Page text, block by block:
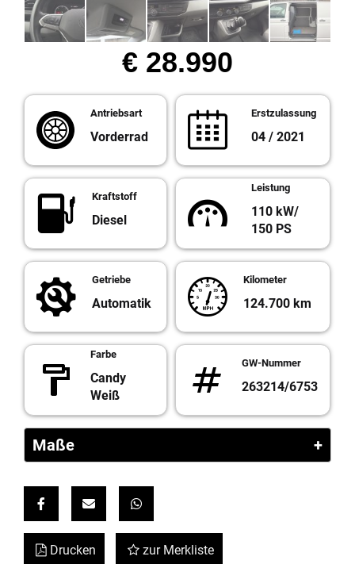
€ 28.990
Antriebsart
Vorderrad
Kraftstoff
Diesel
Getriebe
Automatik
Farbe
Candy
Weiß
Erstzulassung
04 / 2021
Leistung
110 kW/
150 PS
Kilometer
124.700 km
GW-Nummer
263214/6753
Maße
Link ohne TextLink ohne TextLink ohne Text
Drucken zur Merkliste